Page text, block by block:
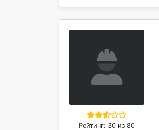
Рейтинг: 30 из 80